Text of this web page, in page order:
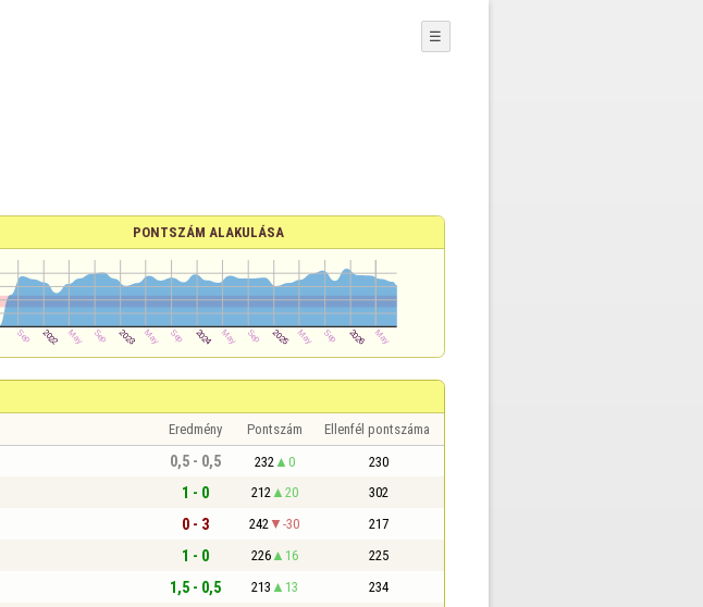
☰
PONTSZÁM ALAKULÁSA
Eredmény Pontszám Ellenfél pontszáma
0,5 - 0,5 232 0 230
1 - 0 212 20 302
0 - 3 242 -30 217
1 - 0 226 16 225
1,5 - 0,5 213 13 234